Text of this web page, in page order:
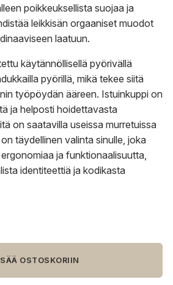
poikkeuksellista suojaa ja
leikkisän orgaaniset muodot
laatuun.
käytännöllisellä pyörivällä
pyörillä, mikä tekee siitä
työpöydän ääreen. Istuinkuppi on
ja helposti hoidettavasta
on saatavilla useissa murretuissa
täydellinen valinta sinulle, joka
ja funktionaalisuutta,
identiteettiä ja kodikasta
OSTOSKORIIN